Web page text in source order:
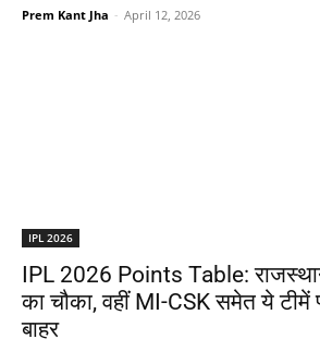
Prem Kant Jha - April 12, 2026
IPL 2026
IPL 2026 Points Table:
का चौका, वहीं MI-CSK समेत ये
बाहर